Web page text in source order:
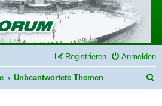
Anmelden
Registrieren
Unbeantwortete Themen